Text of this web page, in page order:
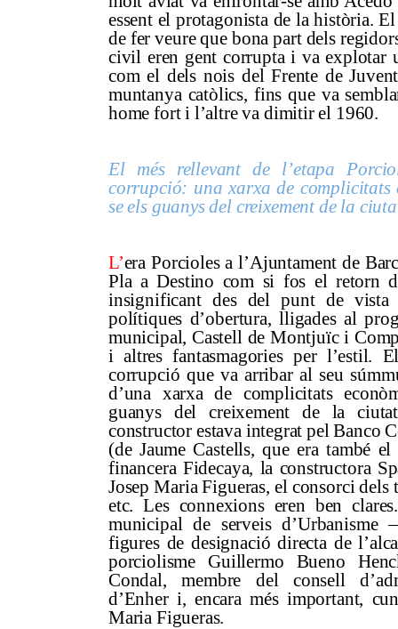
essent el protagonista de la història.
de fer veure que bona part dels
civil eren gent corrupta i va explotar
com el dels nois del Frente de
muntanya catòlics, fins que va
home fort i l’altre va dimitir el 1960.
El més rellevant de l’etapa
corrupció: una xarxa de complicitats
se els guanys del creixement de la
L’era Porcioles a l’Ajuntament de
Pla a Destino com si fos el retorn
insignificant des del punt de vista
polítiques d’obertura, lligades al
municipal, Castell de Montjuïc i
i altres fantasmagories per l’estil.
corrupció que va arribar al seu
d’una xarxa de complicitats
guanys del creixement de la
constructor estava integrat pel Banco
(de Jaume Castells, que era també
financera Fidecaya, la constructora
Josep Maria Figueras, el consorci
etc. Les connexions eren ben
municipal de serveis d’Urbanisme
figures de designació directa de
porciolisme Guillermo Bueno
Condal, membre del consell
d’Enher i, encara més important,
Maria Figueras.